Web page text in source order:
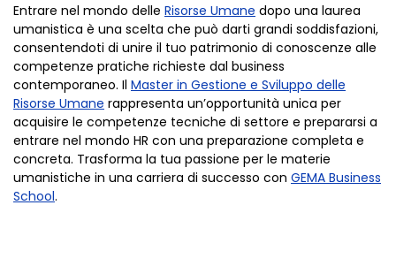
Entrare nel mondo delle Risorse Umane dopo una laurea
umanistica è una scelta che può darti grandi soddisfazioni,
consentendoti di unire il tuo patrimonio di conoscenze alle
competenze pratiche richieste dal business
contemporaneo. Il Master in Gestione e Sviluppo delle
Risorse Umane rappresenta un’opportunità unica per
acquisire le competenze tecniche di settore e prepararsi a
entrare nel mondo HR con una preparazione completa e
concreta. Trasforma la tua passione per le materie
umanistiche in una carriera di successo con GEMA Business
School.